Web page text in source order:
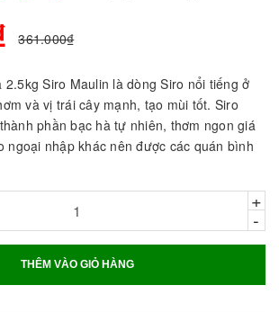
361.000₫
2.5kg Siro Maulin là dòng Siro nổi tiếng ở
và vị trái cây mạnh, tạo mùi tốt. Siro
phần bạc hà tự nhiên, thơm ngon giá
ngoại nhập khác nên được các quán bình
+
-
THÊM VÀO GIỎ HÀNG